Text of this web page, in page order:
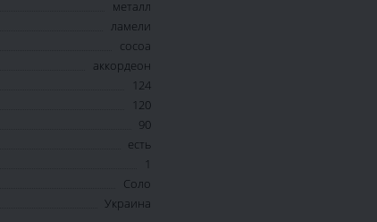
металл
ламели
cocoa
аккордеон
124
120
90
есть
1
Соло
Украина